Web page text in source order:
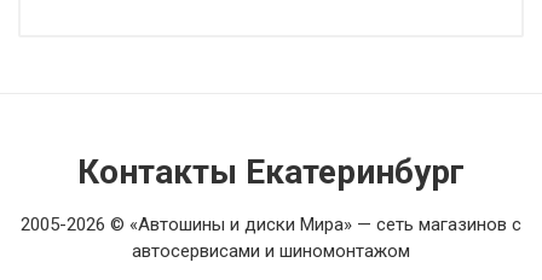
Контакты Екатеринбург
2005-2026 © «Автошины и диски Мира» — сеть магазинов с
автосервисами и шиномонтажом